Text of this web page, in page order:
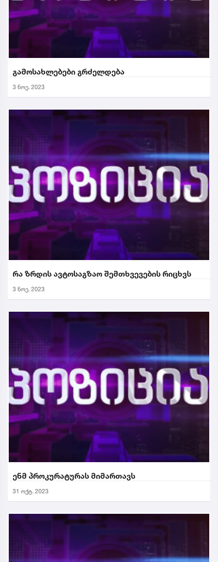
გამოსახლებები გრძელდება
3 ნოე. 2023
რა ზრდის ავტოსაგზაო შემთხვევების რიცხვს
3 ნოე. 2023
ენმ პროკურატურას მიმართავს
31 ოქტ. 2023